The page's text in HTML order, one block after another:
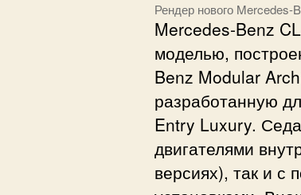
Рендер нового Mercedes-
Mercedes-Benz
моделью,
Benz Modular
разработанную
Entry Luxury.
двигателями
версиях), так и с